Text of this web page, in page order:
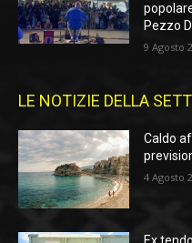
Pezzo
9 Agosto
LE NOTIZIE DELLA
Caldo
4 Agosto